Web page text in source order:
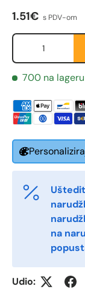
Telefon
Antall *
Redovna cijena
1.51€ s PDV-om
Količina
700 na lageru
na
Udio: